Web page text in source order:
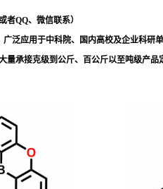
者QQ、微信联系）
泛应用于中科院、国内高校及企业科研
量承接克级到公斤、百公斤以至吨级产